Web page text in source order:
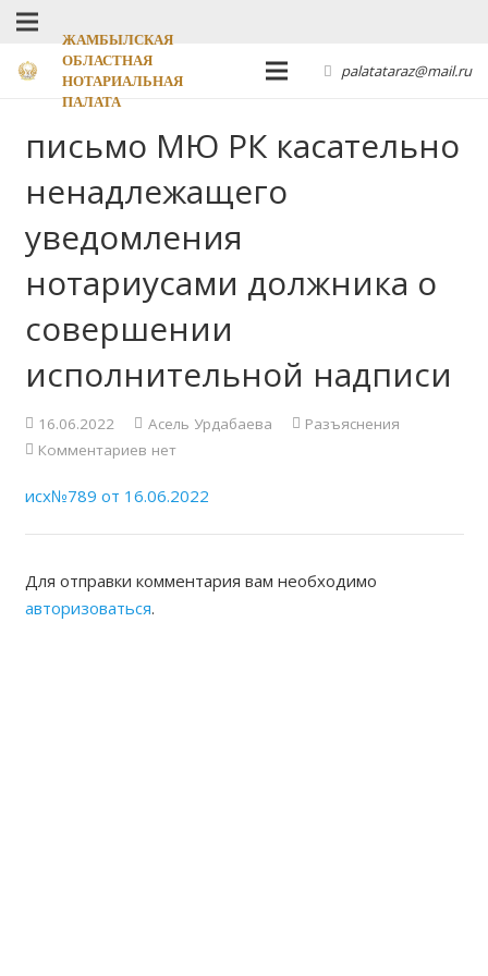
ЖАМБЫЛСКАЯ
ОБЛАСТНАЯ
НОТАРИАЛЬНАЯ
ПАЛАТА
palatataraz@mail.ru
письмо МЮ РК касательно
ненадлежащего
уведомления
нотариусами должника о
совершении
исполнительной надписи
16.06.2022 Асель Урдабаева
Разъяснения
Комментариев нет
исх№789 от 16.06.2022
Для отправки комментария вам необходимо
авторизоваться.